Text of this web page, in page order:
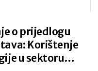
o prijedlogu
Korištenje
u sektoru